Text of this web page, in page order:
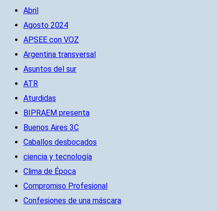
Abril
Agosto 2024
APSEE con VOZ
Argentina transversal
Asuntos del sur
ATR
Aturdidas
BIPRAEM presenta
Buenos Aires 3C
Caballos desbocados
ciencia y tecnología
Clima de Época
Compromiso Profesional
Confesiones de una máscara